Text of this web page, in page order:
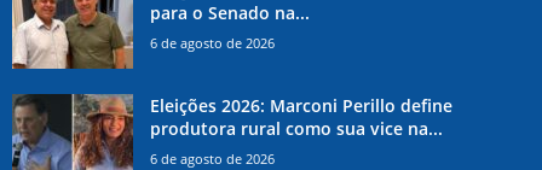
para o Senado na...
6 de agosto de 2026
Eleições 2026: Marconi Perillo define
produtora rural como sua vice na...
6 de agosto de 2026